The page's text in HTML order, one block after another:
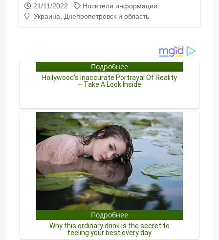
количества. Возможен торг Также имеются другие
объемы: 320Gb, 500Gb, 1000Gb На товар
21/11/2022
Носители информации
Украина, Днепропетровск и область